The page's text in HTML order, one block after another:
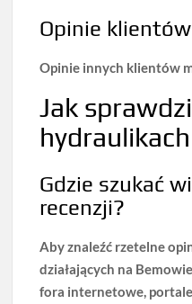
Opinie
Opinie innych klientów
Jak
Gdzie szukać
recenzji?
Aby znaleźć rzetelne
działających na
fora internetowe,